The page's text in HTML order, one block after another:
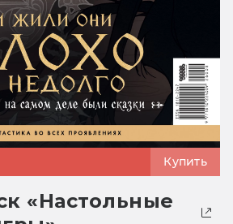
Купить
«Настольные